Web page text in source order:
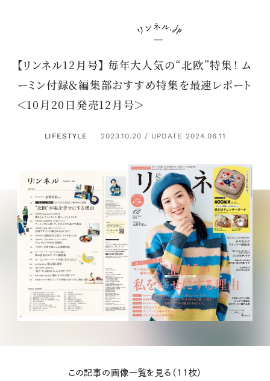
【リンネル12月号】 毎年大人気の“北欧”特集！ ム
ーミン付録＆編集部おすすめ特集を最速レポート
＜10月20日発売12月号＞
LIFESTYLE ： 2023.10.20 / UPDATE 2024.06.11
この記事の画像一覧を見る（11枚）